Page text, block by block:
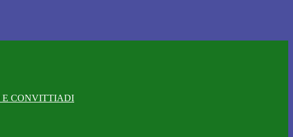
E CONVITTIADI